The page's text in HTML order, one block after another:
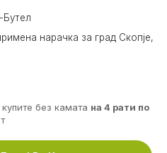
нарачка за град Скопје,
без камата на 4 рати по